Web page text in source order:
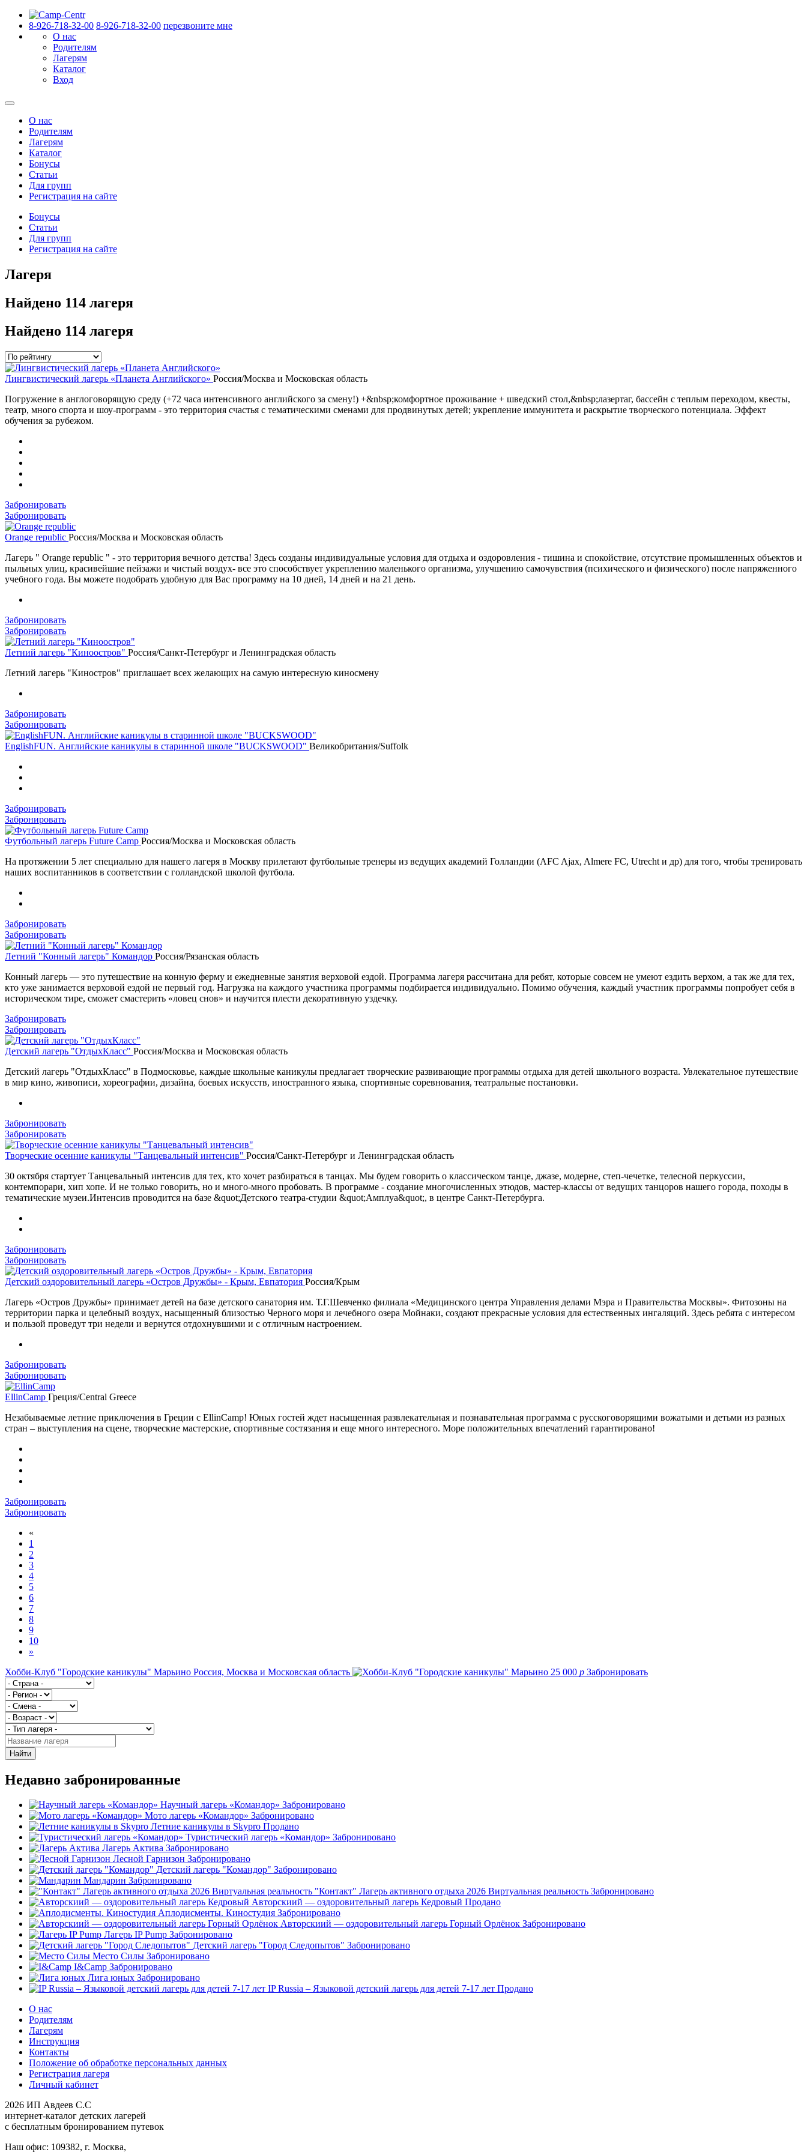
8-926-718-32-00 8-926-718-32-00 перезвоните мне
О нас
Родителям
Лагерям
Каталог
Вход
О нас
Родителям
Лагерям
Каталог
Бонусы
Статьи
Для групп
Регистрация на сайте
Бонусы
Статьи
Для групп
Регистрация на сайте
Лагеря
Найдено 114 лагеря
Найдено 114 лагеря
Лингвистический лагерь «Планета Английского» Россия/Москва и Московская область
Погружение в англоговорящую среду (+72 часа интенсивного английского за смену!) +&nbsp;комфортное проживание + шведский стол,&nbsp;лазертаг, бассейн с теплым переходом, квесты,
театр, много спорта и шоу-программ - это территория счастья с тематическими сменами для продвинутых детей; укрепление иммунитета и раскрытие творческого потенциала. Эффект
обучения за рубежом.
Забронировать
Забронировать
Orange republic Россия/Москва и Московская область
Лагерь " Orange republic " - это территория вечного детства! Здесь созданы индивидуальные условия для отдыха и оздоровления - тишина и спокойствие, отсутствие промышленных объектов и
пыльных улиц, красивейшие пейзажи и чистый воздух- все это способствует укреплению маленького организма, улучшению самочувствия (психического и физического) после напряженного
учебного года. Вы можете подобрать удобную для Вас программу на 10 дней, 14 дней и на 21 день.
Забронировать
Забронировать
Летний лагерь "Киноостров" Россия/Санкт-Петербург и Ленинградская область
Летний лагерь "Киностров" приглашает всех желающих на самую интересную киносмену
Забронировать
Забронировать
EnglishFUN. Английские каникулы в старинной школе "BUCKSWOOD" Великобритания/Suffolk
Забронировать
Забронировать
Футбольный лагерь Future Camp Россия/Москва и Московская область
На протяжении 5 лет специально для нашего лагеря в Москву прилетают футбольные тренеры из ведущих академий Голландии (AFC Ajax, Almere FC, Utrecht и др) для того, чтобы тренировать
наших воспитанников в соответствии с голландской школой футбола.
Забронировать
Забронировать
Летний "Конный лагерь" Командор Россия/Рязанская область
Конный лагерь — это путешествие на конную ферму и ежедневные занятия верховой ездой. Программа лагеря рассчитана для ребят, которые совсем не умеют ездить верхом, а так же для тех,
кто уже занимается верховой ездой не первый год. Нагрузка на каждого участника программы подбирается индивидуально. Помимо обучения, каждый участник программы попробует себя в
историческом тире, сможет смастерить «ловец снов» и научится плести декоративную уздечку.
Забронировать
Забронировать
Детский лагерь "ОтдыхКласс" Россия/Москва и Московская область
Детский лагерь "ОтдыхКласс" в Подмосковье, каждые школьные каникулы предлагает творческие развивающие программы отдыха для детей школьного возраста. Увлекательное путешествие
в мир кино, живописи, хореографии, дизайна, боевых искусств, иностранного языка, спортивные соревнования, театральные постановки.
Забронировать
Забронировать
Творческие осенние каникулы "Танцевальный интенсив" Россия/Санкт-Петербург и Ленинградская область
30 октября стартует Танцевальный интенсив для тех, кто хочет разбираться в танцах. Мы будем говорить о классическом танце, джазе, модерне, степ-чечетке, телесной перкуссии,
контемпорари, хип хопе. И не только говорить, но и много-много пробовать. В программе - создание многочисленных этюдов, мастер-классы от ведущих танцоров нашего города, походы в
тематические музеи.Интенсив проводится на базе &quot;Детского театра-студии &quot;Амплуа&quot;, в центре Санкт-Петербурга.
Забронировать
Забронировать
Детский оздоровительный лагерь «Остров Дружбы» - Крым, Евпатория Россия/Крым
Лагерь «Остров Дружбы» принимает детей на базе детского санатория им. Т.Г.Шевченко филиала «Медицинского центра Управления делами Мэра и Правительства Москвы». Фитозоны на
территории парка и целебный воздух, насыщенный близостью Черного моря и лечебного озера Мойнаки, создают прекрасные условия для естественных ингаляций. Здесь ребята с интересом
и пользой проведут три недели и вернутся отдохнувшими и с отличным настроением.
Забронировать
Забронировать
EllinCamp Греция/Central Greece
Незабываемые летние приключения в Греции c EllinCamp! Юных гостей ждет насыщенная развлекательная и познавательная программа с русскоговорящими вожатыми и детьми из разных
стран – выступления на сцене, творческие мастерские, спортивные состязания и еще много интересного. Море положительных впечатлений гарантировано!
Забронировать
Забронировать
«
1
2
3
4
5
6
7
8
9
10
»
Хобби-Клуб "Городские каникулы" Марьино Россия, Москва и Московская область 25 000 p Забронировать
Найти
Недавно забронированные
Научный лагерь «Командор» Забронировано
Мото лагерь «Командор» Забронировано
Летние каникулы в Skypro Продано
Туристический лагерь «Командор» Забронировано
Лагерь Актива Забронировано
Лесной Гарнизон Забронировано
Детский лагерь "Командор" Забронировано
Мандарин Забронировано
"Контакт" Лагерь активного отдыха 2026 Виртуальная реальность Забронировано
Авторскиий — оздоровительный лагерь Кедровый Продано
Аплодисменты. Киностудия Забронировано
Авторскиий — оздоровительный лагерь Горный Орлёнок Забронировано
Лагерь IP Pump Забронировано
Детский лагерь "Город Следопытов" Забронировано
Место Силы Забронировано
I&Camp Забронировано
Лига юных Забронировано
IP Russia – Языковой детский лагерь для детей 7-17 лет Продано
О нас
Родителям
Лагерям
Инструкция
Контакты
Положение об обработке персональных данных
Регистрация лагеря
Личный кабинет
2026 ИП Авдеев С.С
интернет-каталог детских лагерей
с бесплатным бронированием путевок
Наш офис: 109382, г. Москва,